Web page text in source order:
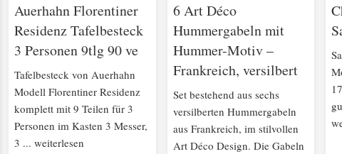
Auerhahn Florentiner
Residenz Tafelbesteck
3 Personen 9tlg 90 ve
Tafelbesteck von Auerhahn
Modell Florentiner Residenz
komplett mit 9 Teilen für 3
Personen im Kasten 3 Messer,
3 ... weiterlesen
6 Art Déco
Hummergabeln mit
Hummer-Motiv –
Frankreich, versilbert
Set bestehend aus sechs
versilberten Hummergabeln
aus Frankreich, im stilvollen
Art Déco Design. Die Gabeln